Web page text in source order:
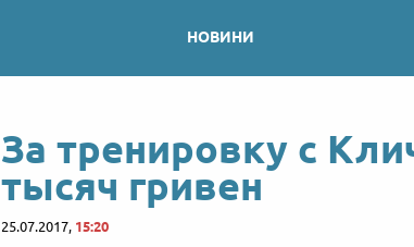
НОВИНИ
За тренировку с
тысяч гривен
25.07.2017, 15:20